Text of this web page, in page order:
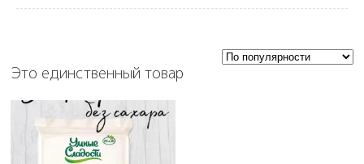
Это единственный товар